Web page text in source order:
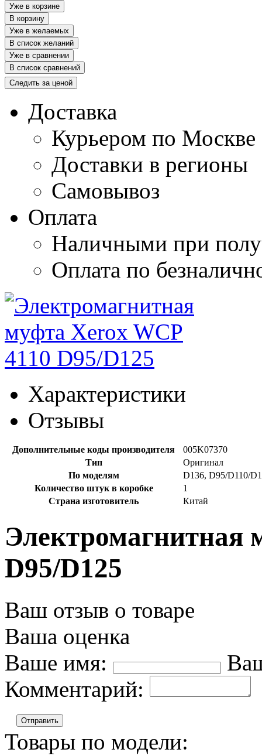
Уже в корзине
В корзину
Уже в желаемых
В список желаний
Уже в сравнении
В список сравнений
Следить за ценой
Доставка
Курьером по Москве
Доставки в регионы
Самовывоз
Оплата
Наличными при
Оплата по
Характеристики
Отзывы
Дополнительные коды производителя
005K07370
Тип
Оригинал
По моделям
D136, D95/D110/
Количество штук в коробке
1
Страна изготовитель
Китай
Электромагнитная
D95/D125
Ваш отзыв о товаре
Ваша оценка
Ваше имя:
Комментарий:
Отправить
Товары по модели: